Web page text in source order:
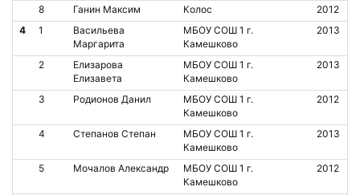
8
Ганин Максим Колос
2012
4
1
Васильева
Маргарита
МБОУ СОШ 1 г.
Камешково
2013
2
Елизарова
Елизавета
МБОУ СОШ 1 г.
Камешково
2013
3 Родионов Данил
МБОУ СОШ 1 г.
Камешково
2012
4 Степанов Степан
МБОУ СОШ 1 г.
Камешково
2013
5 Мочалов Александр
МБОУ СОШ 1 г.
Камешково
2012